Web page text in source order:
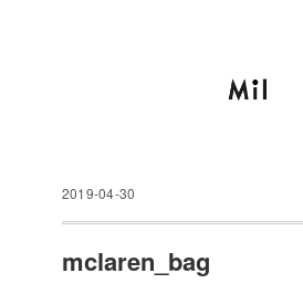
2019-04-30
mclaren_bag